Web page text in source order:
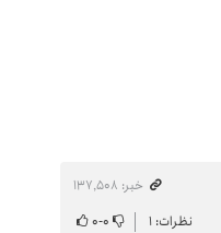
خبر: ۱۳۷٬۵۰۸
نظرات: ۱ ۰-۰